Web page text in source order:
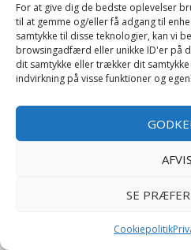
For at give dig de bedste oplevelser
til at gemme og/eller få adgang til
samtykke til disse teknologier, kan vi
browsingadfærd eller unikke ID'er på
dit samtykke eller trækker dit
indvirkning på visse funktioner og
AFVIS
SE
Cookiepolitik
Seng
Sengehimmel
Sengetøj - Baby
Sengetøj - Junior